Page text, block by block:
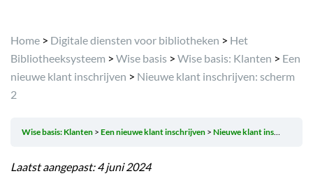
Archief
Home > Digitale diensten voor bibliotheken > Het
Bibliotheeksysteem > Wise basis > Wise basis: Klanten > Een
nieuwe klant inschrijven > Nieuwe klant inschrijven: scherm
2
Wise basis: Klanten Een nieuwe klant inschrijven Nieuwe klant inschrijven: scherm 2
Laatst aangepast: 4 juni 2024